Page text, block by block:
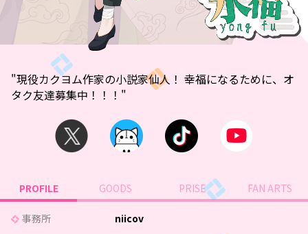
"現役カクヨム作家の小説家仙人！ 幸福になるために、オ
タク友達募集中！！！"
PROFILE GOODS PRISE FAN ARTS
事務所 niicov